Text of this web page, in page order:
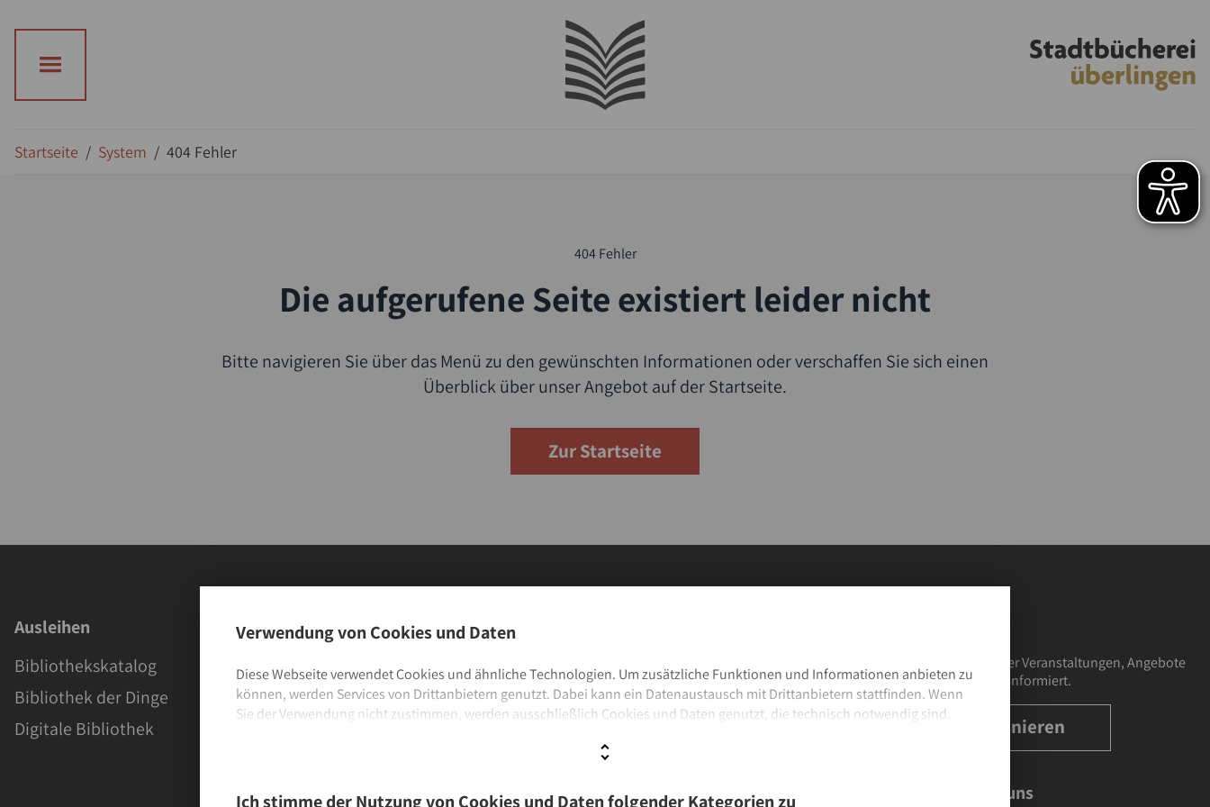
Startseite / System / 404 Fehler
404 Fehler
Die aufgerufene Seite existiert leider nicht
Bitte navigieren Sie über das Menü zu den gewünschten Informationen oder verschaffen Sie sich einen
Überblick über unser Angebot auf der Startseite.
Zur Startseite
Ausleihen
Bibliothekskatalog
Bibliothek der Dinge
Digitale Bibliothek
Angebote
Kinder
MINT & MakerKids
Eltern
Öffnungszeiten
Anmeldung & Gebühren
Kontakt & Feedback
Bleiben Sie über Veranstaltungen, Angebote
und Aktuelles informiert.
abonnieren
Folgen Sie uns
Verwendung von Cookies und Daten
Diese Webseite verwendet Cookies und ähnliche Technologien. Um zusätzliche Funktionen und Informationen anbieten zu
können, werden Services von Drittanbietern genutzt. Dabei kann ein Datenaustausch mit Drittanbietern stattfinden. Wenn
Sie der Verwendung nicht zustimmen, werden ausschließlich Cookies und Daten genutzt, die technisch notwendig sind.
Ich stimme der Nutzung von Cookies und Daten folgender Kategorien zu
Weitere Informationen sowie Details zu den Kategorien finden Sie unterDatenschutz und
Ich stimme der Nutzung von Cookies und Daten folgender Kategorien zu